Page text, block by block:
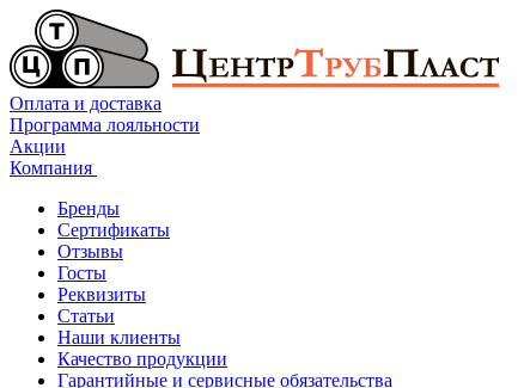
Оплата и доставка
Программа лояльности
Акции
Компания
Бренды
Сертификаты
Отзывы
Госты
Реквизиты
Статьи
Наши клиенты
Качество продукции
Гарантийные и сервисные обязательства